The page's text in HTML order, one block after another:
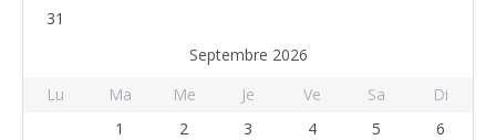
31
Septembre 2026
Lu
Ma Me Je Ve Sa
Di
1
2 3 4 5
6